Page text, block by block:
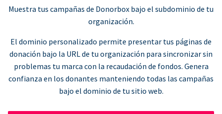
Muestra tus campañas de Donorbox bajo el subdominio de tu
organización.
El dominio personalizado permite presentar tus páginas de
donación bajo la URL de tu organización para sincronizar sin
problemas tu marca con la recaudación de fondos. Genera
confianza en los donantes manteniendo todas las campañas
bajo el dominio de tu sitio web.